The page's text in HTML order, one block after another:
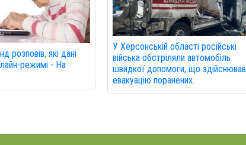
розповів, які дані
режимі - На
У Херсонській області російські
війська обстріляли автомобіль
швидкої допомоги, що здійснював
евакуацію поранених.